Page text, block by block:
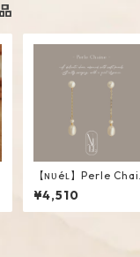
【ɴᴜéʟ】Perle Chain
e
¥4,510